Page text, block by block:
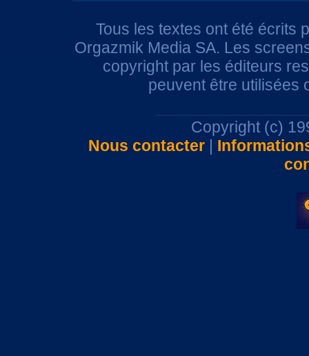
Tous les textes ont été écrits
Orgazmik Media SA. Les
copyright par les éditeurs
peuvent être utilisées
Copyright (c)
Nous contacter|